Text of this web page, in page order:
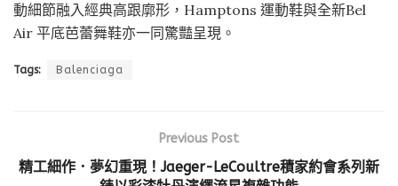
動細節融入經典高跟廓形，Hamptons 運動鞋與全新Bel
Air 平底芭蕾舞鞋亦一同驚豔呈現。
Tags: Balenciaga
Previous Post
精工細作．夢幻重現！Jaeger-LeCoultre積家約會系列新